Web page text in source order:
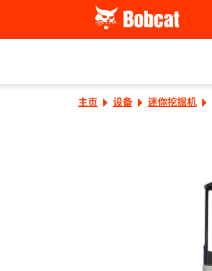
主页 设备 迷你挖掘机